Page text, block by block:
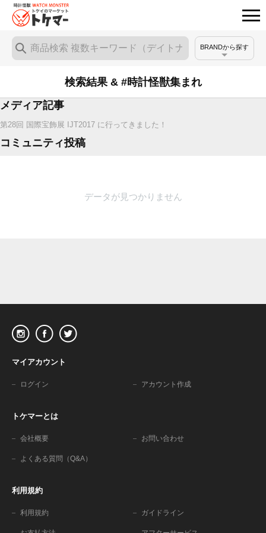
BRANDから探す
検索結果 & #時計怪獣集まれ
メディア記事
第28回 国際宝飾展 IJT2017 に行ってきました！
コミュニティ投稿
データが見つかりません
マイアカウント
ログイン アカウント作成
トケマーとは
会社概要 お問い合わせ
よくある質問（Q&A）
利用規約
利用規約 ガイドライン